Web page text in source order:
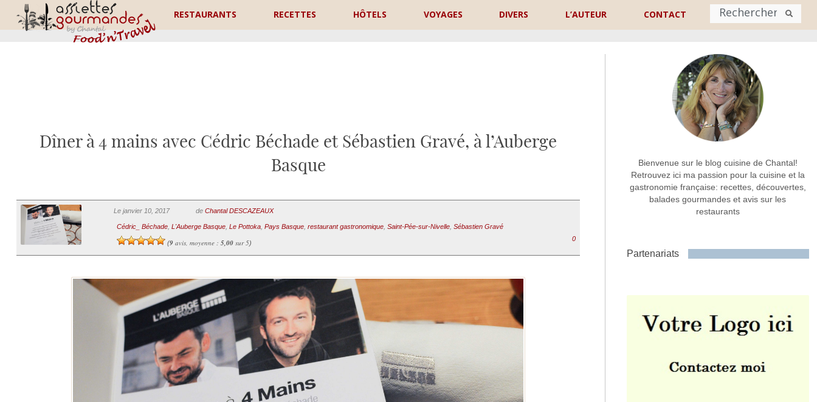
RESTAURANTS RECETTES HÔTELS VOYAGES DIVERS L’AUTEUR CONTACT
Nom
Commentaire ou message *
Dîner à 4 mains avec Cédric Béchade et Sébastien Gravé, à l’Auberge
Basque
Le janvier 10, 2017 de Chantal DESCAZEAUX
Cédric_ Béchade, L'Auberge Basque, Le Pottoka, Pays Basque, restaurant gastronomique, Saint-Pée-sur-Nivelle, Sébastien Gravé
(9avis, moyenne : 5,00sur 5)
0
Bienvenue sur le blog cuisine de Chantal!
Retrouvez ici ma passion pour la cuisine et la
gastronomie française: recettes, découvertes,
balades gourmandes et avis sur les
restaurants
Partenariats